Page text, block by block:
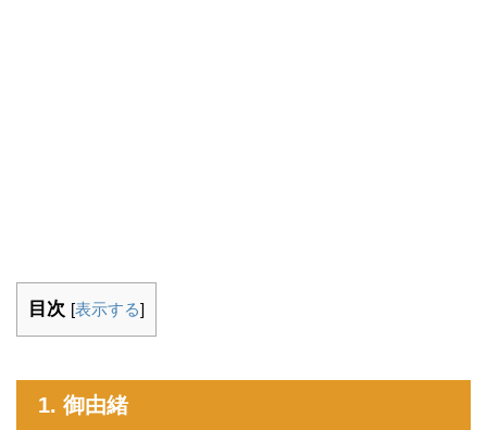
目次 [表示する]
1. 御由緒